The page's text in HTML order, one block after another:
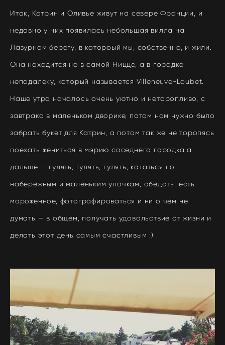
Итак, Катрин и Оливье живут на севере Франции, и
недавно у них появилась небольшая вилла на
Лазурном берегу, в котороый мы, собственно, и жили.
Она находится не в самой Ницце, а в городке
неподалеку, который называется Villeneuve-Loubet.
Наше утро началось очень уютно и неторопливо, с
завтрака в маленьком дворике, потом нам нужно было
забрать букет для Катрин, а потом так же не торопясь
поехать жениться в мэрию соседнего городка а
дальше — гулять, гулять, гулять, кататься по
набережным и маленьким улочкам, обедать, есть
мороженное, фотографироваться и ни о чем не
думать — в общем, получать удовольствие от жизни и
делать этот день самым счастливым :)